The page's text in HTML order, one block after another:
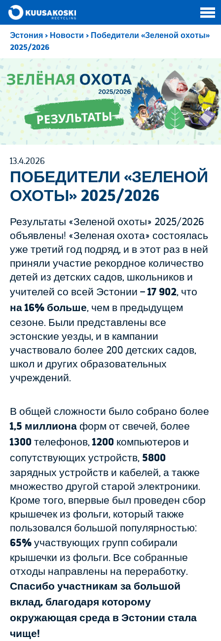
Эстония > Новости > Победители «Зеленой охоты»
2025/2026
13.4.2026
ПОБЕДИТЕЛИ «ЗЕЛЕНОЙ
ОХОТЫ» 2025/2026
Результаты «Зеленой охоты» 2025/2026
объявлены! «Зеленая охота» состоялась
уже третий год подряд, и в этот раз в ней
приняли участие рекордное количество
детей из детских садов, школьников и
учителей со всей Эстонии –17 902, что
на 16% больше, чем в предыдущем
сезоне. Были представлены все
эстонские уезды, и в кампании
участвовало более 200 детских садов,
школ и других образовательных
учреждений.
В общей сложности было собрано более
1,5 миллиона форм от свечей, более
1300 телефонов,1200 компьютеров и
сопутствующих устройств, 5800
зарядных устройств и кабелей, а также
множество другой старой электроники.
Кроме того, впервые был проведен сбор
крышечек из фольги, который также
пользовался большой популярностью:
65% участвующих групп собирали
крышечки из фольги. Все собранные
отходы направлены на переработку.
Спасибо участникам за большой
вклад, благодаря которому
окружающая среда в Эстонии стала
чище!